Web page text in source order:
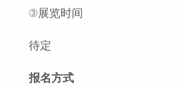
③展览时间
待定
报名方式